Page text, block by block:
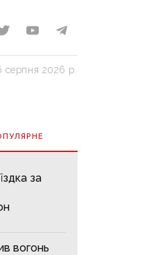
серпня 2026 р.
за
вогонь